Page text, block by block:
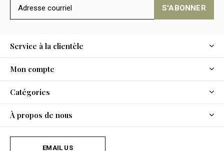
S'ABONNER
Service à la clientèle
Mon compte
Catégories
À propos de nous
EMAIL US